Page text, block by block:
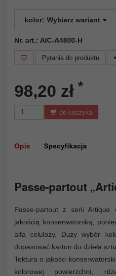
kolor: Wybierz wariant
Nr. art.: AIC-A4800-H
Pytania do produktu
98,20 zł *
do koszyka
Opis Specyfikacja
Passe-partout
Passe-partout z serii Artique
jakością konserwatorską,
alfa celulozy. Duży wybór
dopasować karton do dzieła
Tektura o jakości
kolorowej powierzchni,